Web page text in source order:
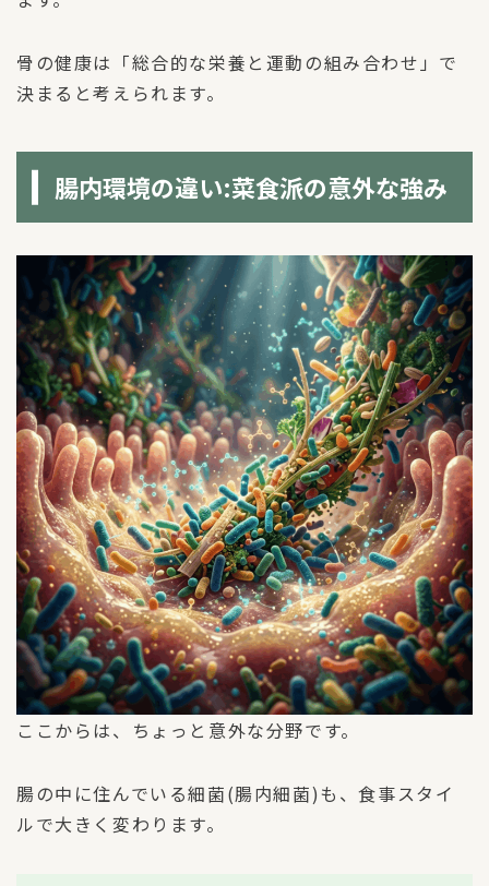
骨の健康は「総合的な栄養と運動の組み合わせ」で
決まると考えられます。
腸内環境の違い:菜食派の意外な強み
ここからは、ちょっと意外な分野です。
腸の中に住んでいる細菌(腸内細菌)も、食事スタイ
ルで大きく変わります。